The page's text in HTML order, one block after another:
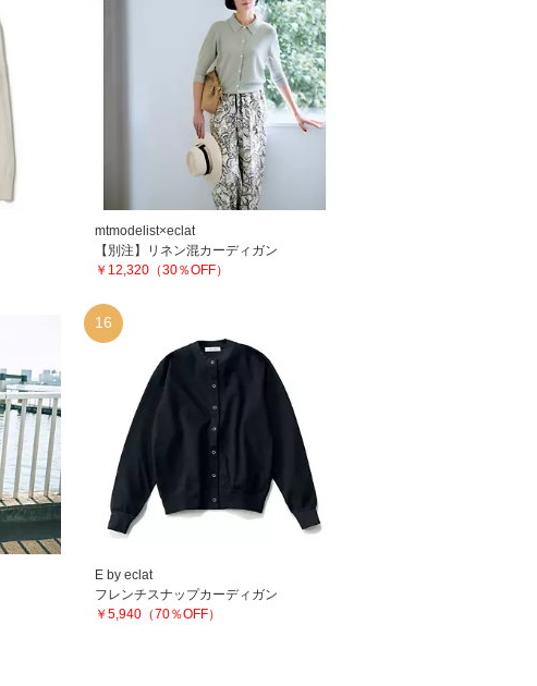
mtmodelist×eclat
【別注】リネン混カーディガン
￥12,320（30％OFF）
16
E by eclat
フレンチスナップカーディガン
￥5,940（70％OFF）